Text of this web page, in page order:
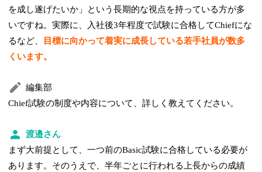
を成し遂げたいか」という長期的な視点を持っている方が多
いですね。実際に、入社後3年程度で試験に合格してChiefにな
るなど、
目標に向かって着実に成長している若手社員が数多
くいます。
編集部
Chief試験の制度や内容について、詳しく教えてください。
渡邉さん
まず大前提として、一つ前のBasic試験に合格している必要が
あります。そのうえで、半年ごとに行われる上長からの成績